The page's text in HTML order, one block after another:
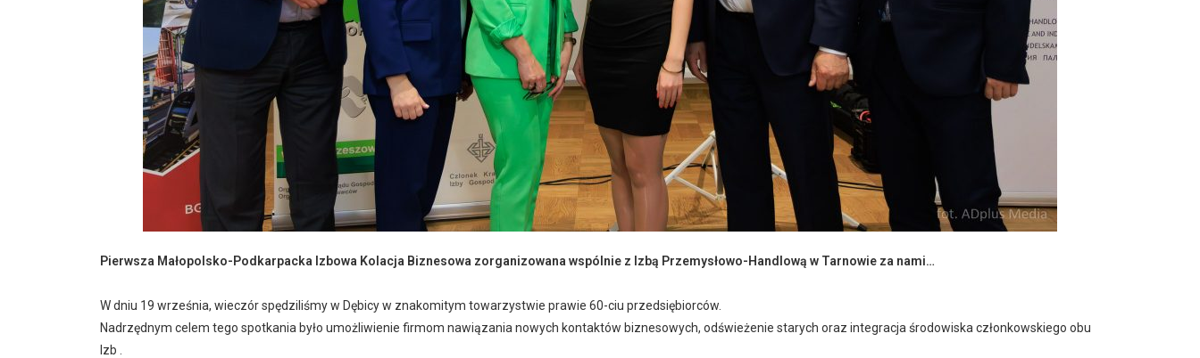
Pierwsza Małopolsko-Podkarpacka Izbowa Kolacja Biznesowa zorganizowana wspólnie z Izbą Przemysłowo-Handlową w Tarnowie za nami…
W dniu 19 września, wieczór spędziliśmy w Dębicy w znakomitym towarzystwie prawie 60-ciu przedsiębiorców.
Nadrzędnym celem tego spotkania było umożliwienie firmom nawiązania nowych kontaktów biznesowych, odświeżenie starych oraz integracja środowiska członkowskiego obu
Izb .